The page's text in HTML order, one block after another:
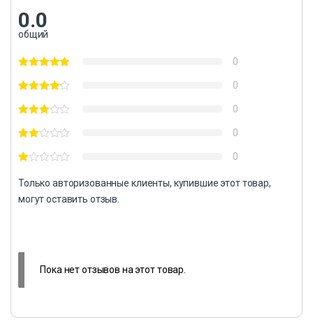
0.0
общий
0
0
0
0
0
Только авторизованные клиенты, купившие этот товар,
могут оставить отзыв.
Пока нет отзывов на этот товар.